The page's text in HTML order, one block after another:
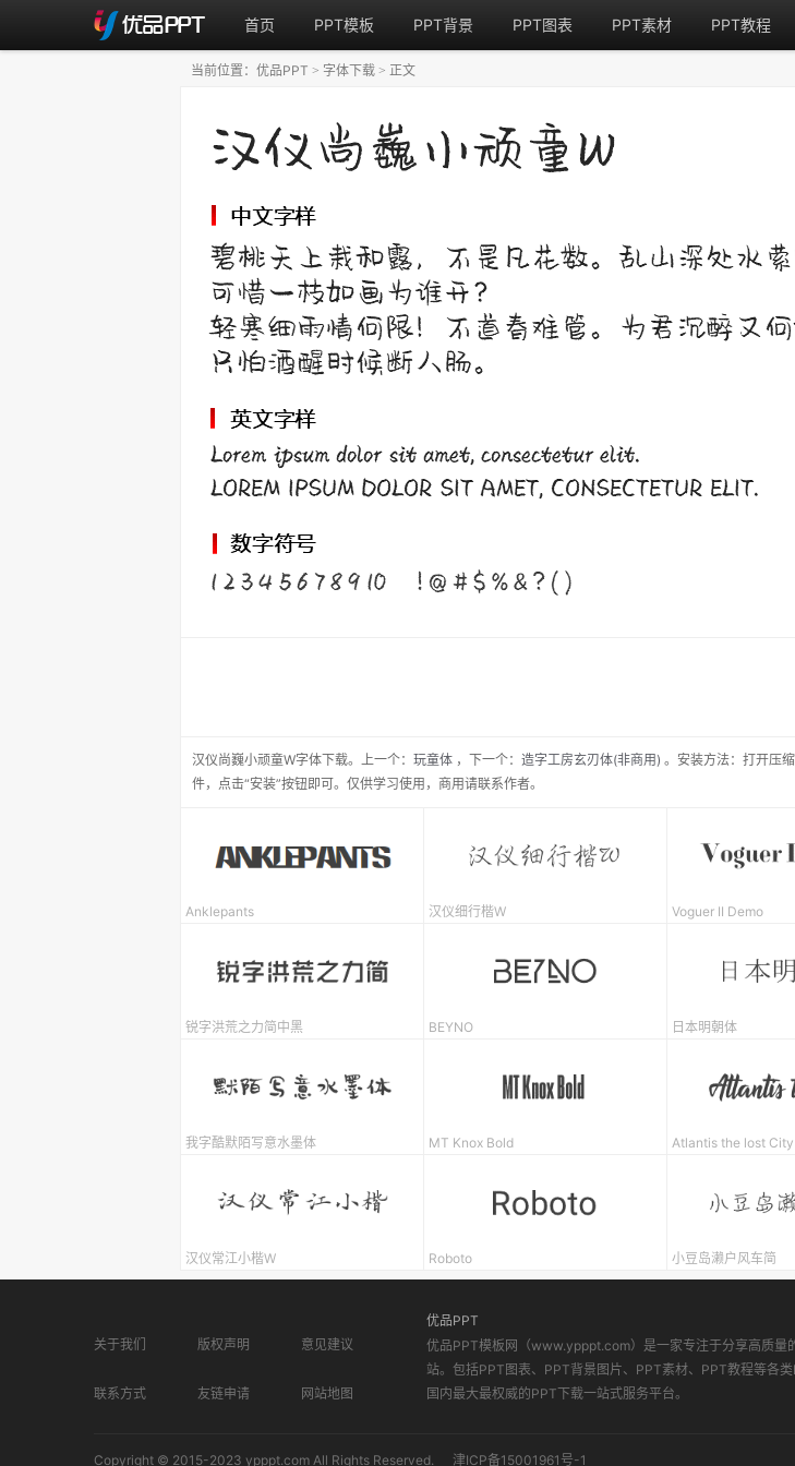
首页 PPT模板 PPT背景 PPT图表 PPT素材 PPT教程
汉仪尚巍小顽童W字体下载。 上一个： 玩童体 ， 下一个： 造字工房玄刃体(非商用) 。安装方法：打开压
件，点击“安装”按钮即可。仅供学习使用，商用请联系作者。
当前位置： 优品PPT > 字体下载 > 正文
Anklepants 汉仪细行楷W Voguer II Demo
锐字洪荒之力简中黑 BEYNO 日本明朝体
我字酷默陌写意水墨体 MT Knox Bold Atlantis the lost City
汉仪常江小楷W Roboto 小豆岛濑户风车简
关于我们 版权声明 意见建议
联系方式 友链申请 网站地图
优品PPT
优品PPT模板网（www.ypppt.com）是一家专注于分享高质量
站。包括PPT图表、PPT背景图片、PPT素材、PPT教程等各
国内最大最权威的PPT下载一站式服务平台。
Copyright © 2015-2023 ypppt.com All Rights Reserved. 津ICP备15001961号-1